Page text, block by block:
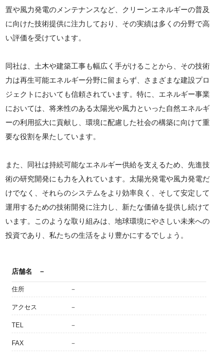
置や風力発電のメンテナンスなど、クリーンエネルギーの普及
に向けた技術提供に注力しており、その実績は多くの分野で高
い評価を受けています。
同社は、土木や建築工事も幅広く手がけることから、その技術
力は再生可能エネルギー分野に留まらず、さまざまな建設プロ
ジェクトにおいても信頼されています。特に、エネルギー事業
においては、将来性のある太陽光や風力といった自然エネルギ
ーの利用拡大に貢献し、環境に配慮した社会の構築に向けて重
要な役割を果たしています。
また、同社は持続可能なエネルギー供給を支えるため、先進技
術の研究開発にも力を入れています。太陽光発電や風力発電だ
けでなく、それらのシステムをより効率良く、そして安定して
運用するための技術開発に注力し、新たな価値を提供し続けて
います。このような取り組みは、地球環境にやさしい未来への
投資であり、私たちの生活をより豊かにするでしょう。
店舗名 －
住所 －
アクセス －
TEL －
FAX －